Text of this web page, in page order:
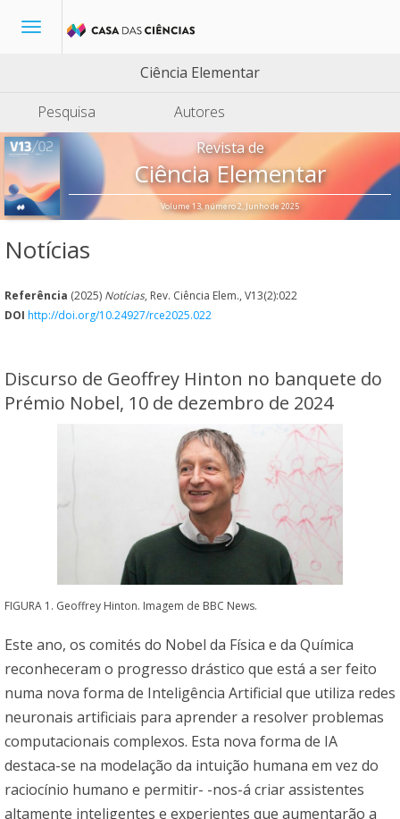
Toggle
Ciência Elementar
Pesquisa
Autores
Revista de
Ciência Elementar
Volume 13, número 2, Junho de 2025
Notícias
Referência (2025) Notícias, Rev. Ciência Elem., V13(2):022
DOI http://doi.org/10.24927/rce2025.022
Discurso de Geoffrey Hinton no banquete do
Prémio Nobel, 10 de dezembro de 2024
FIGURA 1. Geoffrey Hinton. Imagem de BBC News.
Este ano, os comités do Nobel da Física e da Química
reconheceram o progresso drástico que está a ser feito
numa nova forma de Inteligência Artificial que utiliza redes
neuronais artificiais para aprender a resolver problemas
computacionais complexos. Esta nova forma de IA
destaca-se na modelação da intuição humana em vez do
raciocínio humano e permitir- -nos-á criar assistentes
altamente inteligentes e experientes que aumentarão a